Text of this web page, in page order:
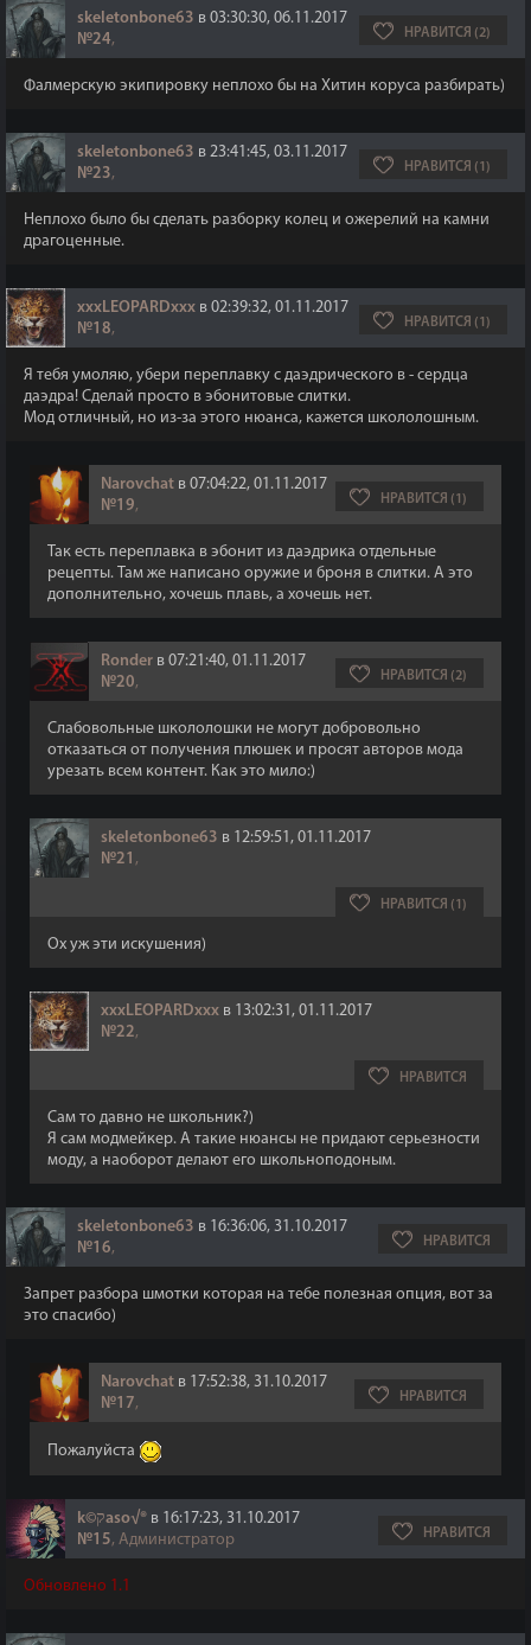
skeletonbone63 в 03:30:30, 06.11.2017
№24, НРАВИТСЯ (2)
Фалмерскую экипировку неплохо бы на Хитин коруса разбирать)
skeletonbone63 в 23:41:45, 03.11.2017
№23, НРАВИТСЯ (1)
Неплохо было бы сделать разборку колец и ожерелий на камни
драгоценные.
xxxLEOPARDxxx в 02:39:32, 01.11.2017
№18, НРАВИТСЯ (1)
Я тебя умоляю, убери переплавку с даэдрического в - сердца
даэдра! Сделай просто в эбонитовые слитки.
Мод отличный, но из-за этого нюанса, кажется школолошным.
Narovchat в 07:04:22, 01.11.2017
№19, НРАВИТСЯ (1)
Так есть переплавка в эбонит из даэдрика отдельные
рецепты. Там же написано оружие и броня в слитки. А это
дополнительно, хочешь плавь, а хочешь нет.
Ronder в 07:21:40, 01.11.2017
№20, НРАВИТСЯ (2)
Слабовольные школолошки не могут добровольно
отказаться от получения плюшек и просят авторов мода
урезать всем контент. Как это мило:)
skeletonbone63 в 12:59:51, 01.11.2017
№21 ,
НРАВИТСЯ (1)
Ох уж эти искушения)
xxxLEOPARDxxx в 13:02:31, 01.11.2017
№22,
НРАВИТСЯ
Сам то давно не школьник?)
Я сам модмейкер. А такие нюансы не придают серьезности
моду, а наоборот делают его школьноподоным.
skeletonbone63 в 16:36:06, 31.10.2017
№16, НРАВИТСЯ
Запрет разбора шмотки которая на тебе полезная опция, вот за
это спасибо)
Narovchat в 17:52:38, 31.10.2017
№17, НРАВИТСЯ
Пожалуйста
k©קaso√® в 16:17:23, 31.10.2017
№15, Администратор НРАВИТСЯ
Обновлено 1.1